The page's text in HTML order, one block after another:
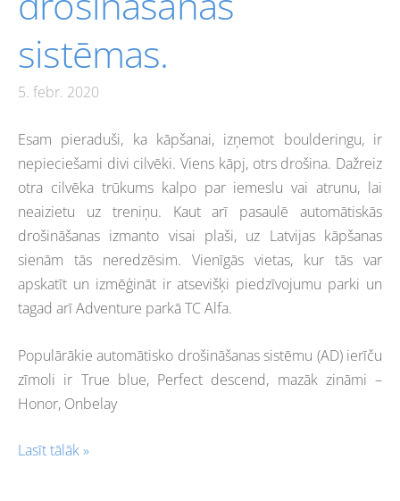
sistēmas.
5. febr. 2020
Esam pieraduši, ka kāpšanai, izņemot boulderingu, ir
nepieciešami divi cilvēki. Viens kāpj, otrs drošina. Dažreiz
otra cilvēka trūkums kalpo par iemeslu vai atrunu, lai
neaizietu uz treniņu. Kaut arī pasaulē automātiskās
drošināšanas izmanto visai plaši, uz Latvijas kāpšanas
sienām tās neredzēsim. Vienīgās vietas, kur tās var
apskatīt un izmēģināt ir atsevišķi piedzīvojumu parki un
tagad arī Adventure parkā TC Alfa.
Populārākie automātisko drošināšanas sistēmu (AD) ierīču
zīmoli ir True blue, Perfect descend, mazāk zināmi –
Honor, Onbelay
Lasīt tālāk »